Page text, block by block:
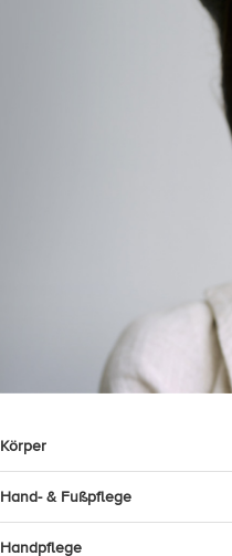
Körper
Hand- & Fußpflege
Handpflege